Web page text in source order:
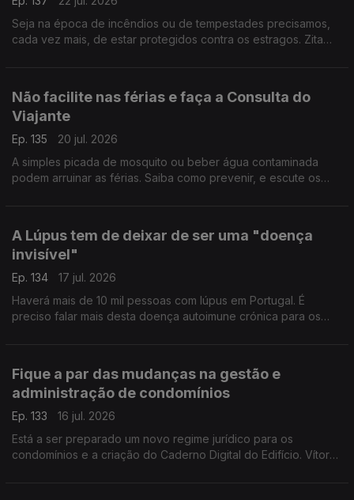
Seja na época de incêndios ou de tempestades precisamos,
cada vez mais, de estar protegidos contra os estragos. Zita
Não facilite nas férias e faça a Consulta do
Viajante
Ep. 135
20 jul. 2026
A simples picada de mosquito ou beber água contaminada
podem arruinar as férias. Saiba como prevenir, e escute os
A Lúpus tem de deixar de ser uma "doença
invisível"
Ep. 134
17 jul. 2026
Haverá mais de 10 mil pessoas com lúpus em Portugal. É
preciso falar mais desta doença autoimune crónica para os
Fique a par das mudanças na gestão e
administração de condomínios
Ep. 133
16 jul. 2026
Está a ser preparado um novo regime jurídico para os
condomínios e a criação do Caderno Digital do Edifício. Vítor